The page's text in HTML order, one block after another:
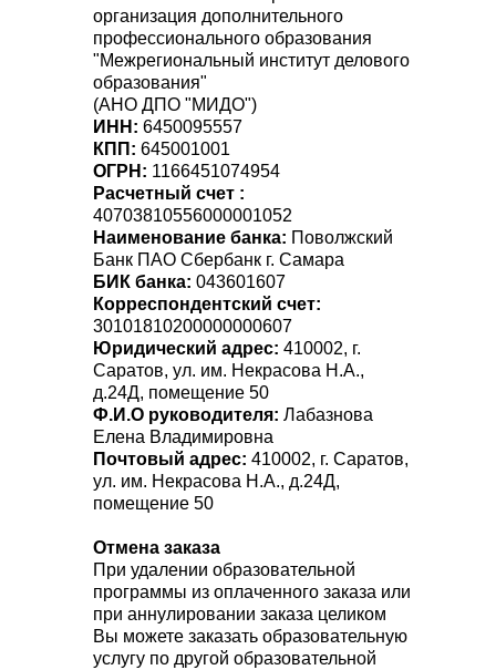
организация дополнительного
профессионального образования
"Межрегиональный институт делового
образования"
(АНО ДПО "МИДО")
ИНН: 6450095557
КПП: 645001001
ОГРН: 1166451074954
Расчетный счет :
40703810556000001052
Наименование банка: Поволжский
Банк ПАО Сбербанк г. Самара
БИК банка: 043601607
Корреспондентский счет:
30101810200000000607
Юридический адрес: 410002, г.
Саратов, ул. им. Некрасова Н.А.,
д.24Д, помещение 50
Ф.И.О руководителя: Лабазнова
Елена Владимировна
Почтовый адрес: 410002, г. Саратов,
ул. им. Некрасова Н.А., д.24Д,
помещение 50
Отмена заказа
При удалении образовательной
программы из оплаченного заказа или
при аннулировании заказа целиком
Вы можете заказать образовательную
услугу по другой образовательной